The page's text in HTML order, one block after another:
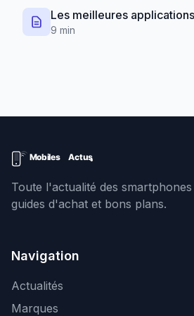
Les meilleures
9 min
Toute l'actualité des
guides d'achat et bons plans.
Navigation
Actualités
Marques